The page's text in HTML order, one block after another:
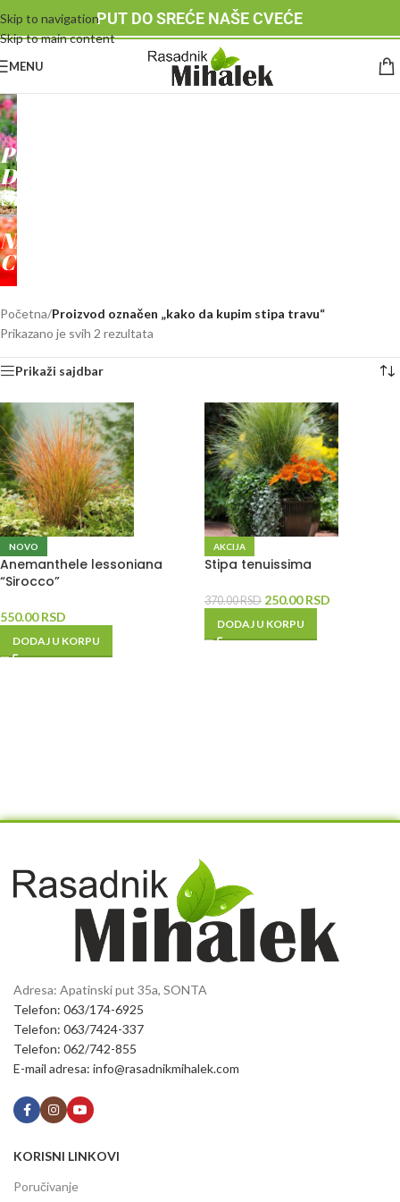
Skip to navigation
Skip to main content
PUT DO SREĆE NAŠE CVEĆE
MENU
RASADNIK
MIHALEK
PUT
DO
SREĆE
-
NAŠE
CVEĆE
Početna/Proizvod označen „kako da kupim stipa travu“
Prikazano je svih 2 rezultata
Prikaži sajdbar
NOVO
Anemanthele lessoniana
“Sirocco”
550.00RSD
DODAJ U KORPU
AKCIJA
Stipa tenuissima
370.00RSD 250.00RSD
DODAJ U KORPU
Adresa: Apatinski put 35a, SONTA
Telefon: 063/174-6925
Telefon: 063/7424-337
Telefon: 062/742-855
E-mail adresa: info@rasadnikmihalek.com
KORISNI LINKOVI
Poručivanje